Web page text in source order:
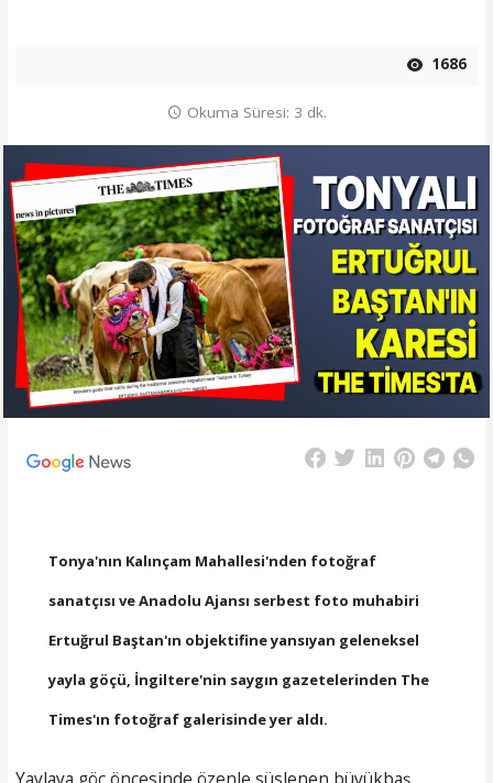
1686
Okuma Süresi: 3 dk.
Tonya'nın Kalınçam Mahallesi'nden fotoğraf
sanatçısı ve Anadolu Ajansı serbest foto muhabiri
Ertuğrul Baştan'ın objektifine yansıyan geleneksel
yayla göçü, İngiltere'nin saygın gazetelerinden The
Times'ın fotoğraf galerisinde yer aldı.